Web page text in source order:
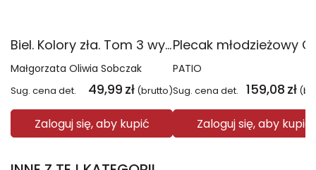
Biel. Kolory zła. Tom 3 wyd. 2025
Małgorzata Oliwia Sobczak
Sug. cena det. 49,99 zł (brutto)
Zaloguj się, aby kupić
PATIO
Sug. cena det. 159,08 zł
Zaloguj się, aby kupić